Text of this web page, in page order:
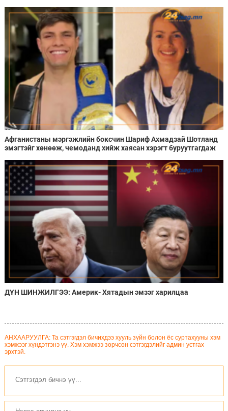
Афганистаны мэргэжлийн боксчин Шариф Ахмадзай Шотланд
эмэгтэйг хөнөөж, чемоданд хийж хаясан хэрэгт буруутгагдаж
ДҮН ШИНЖИЛГЭЭ: Америк- Хятадын эмзэг харилцаа
АНХААРУУЛГА: Та сэтгэгдэл бичихдээ хууль зүйн болон ёс суртахууны хэм
хэмжээг хүндэтгэнэ үү. Хэм хэмжээ зөрчсөн сэтгэгдэлийг админ устгах
эрхтэй.